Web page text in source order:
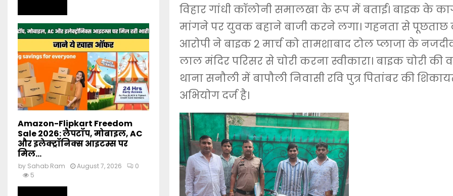
विहार गांधी कॉलोनी समालखा के रूप में बताई। बाइक के
मांगने पर युवक बहाने बाजी करने लगा। गहनता से
आरोपी ने बाइक 2 मार्च को तामशाबाद टोल प्लाजा के
लाल मंदिर परिसर से चोरी करना स्वीकारा। बाइक चोरी की
थाना सनौली में बापौली निवासी रवि पुत्र पितांबर की
अभियोग दर्ज है।
Amazon-Flipkart Freedom
Sale 2026: लैपटॉप, मोबाइल, AC
और इलेक्ट्रॉनिक्स आइटम्स पर
मिल...
by Sahab Ram August 7, 2026
0
5